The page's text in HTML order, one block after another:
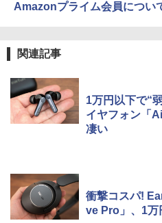
Amazonプライム会員につい
関連記事
1万円以下で“
イヤフォン「
凄い
衝撃コスパ!
ve Pro」、1万